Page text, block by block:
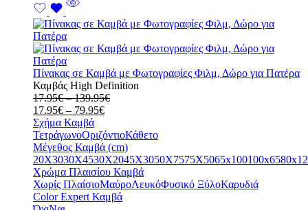
Πίνακας σε Καμβά με Φωτογραφίες Φιλμ, Δώρο για Πατέρα
Καμβάς High Definition
17.95€ – 139.95€Price
through
139.95€
17.95€ – 79.95€Price
17.95€
through
79.95€
Σχήμα Καμβά
ΤετράγωνοΟριζόντιοΚάθετο
Μέγεθος Καμβά (cm)
20X3030X4530X2045X3050X7575X5065x100100x65
Χρώμα Πλαισίου Καμβά
Χωρίς ΠλαίσιοΜαύροΛευκόΦυσικό ΞύλοΚαρυδιά
Color Expert Καμβά